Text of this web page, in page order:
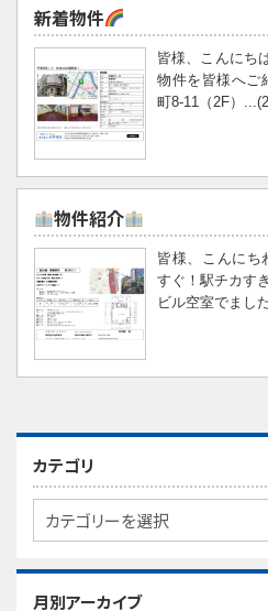
新着物件
皆様、こんにち
物件を皆様へご
町8-11（2F）
物件紹介
皆様、こんにち
すぐ！駅チカす
ビル空室でまし
カテゴリ
月別アーカイブ